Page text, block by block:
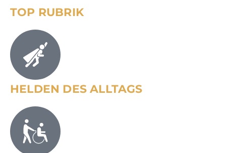
TOP RUBRIK
HELDEN DES ALLTAGS